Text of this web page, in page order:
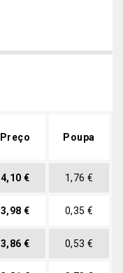
Preço Poupa
4,10 € 1,76 €
3,98 € 0,35 €
3,86 € 0,53 €